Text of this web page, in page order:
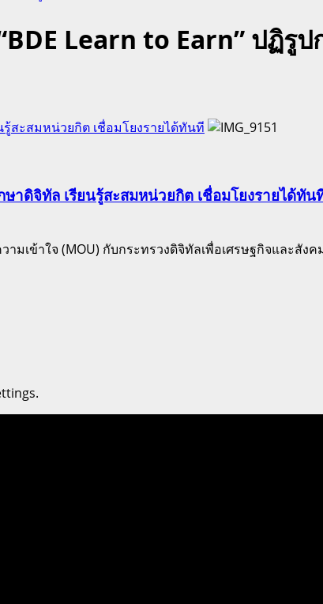
Learn to Earn” ปฏิรู
รู้สะสมหน่วยกิต เชื่อมโยงรายได้ทันที
าดิจิทัล เรียนรู้สะสมหน่วยกิต เชื่อมโยงรายได้ทัน
ใจ (MOU) กับกระทรวงดิจิทัลเพื่อเศรษฐกิจและสังค